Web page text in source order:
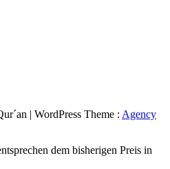
| WordPress Theme : Agency
dem bisherigen Preis in